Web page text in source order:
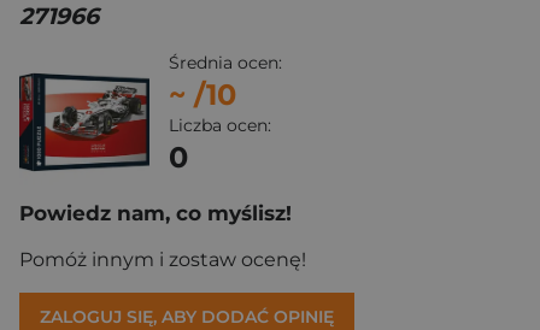
271966
Średnia ocen:
~ /10
Liczba ocen:
0
Powiedz nam, co myślisz!
Pomóż innym i zostaw ocenę!
ZALOGUJ SIĘ, ABY DODAĆ OPINIĘ